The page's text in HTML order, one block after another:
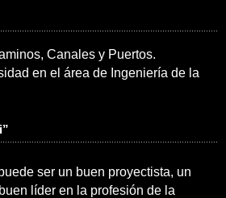
Canales y Puertos.
en el área de Ingeniería de la
ser un buen proyectista, un
líder en la profesión de la